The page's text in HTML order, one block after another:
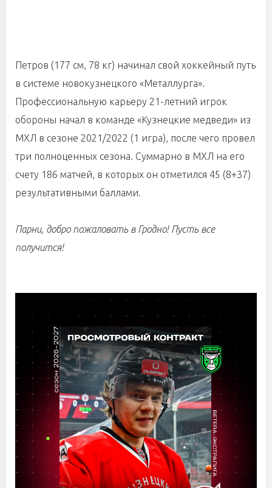
Петров (177 см, 78 кг) начинал свой хоккейный путь
в системе новокузнецкого «Металлурга».
Профессиональную карьеру 21-летний игрок
обороны начал в команде «Кузнецкие медведи» из
МХЛ в сезоне 2021/2022 (1 игра), после чего провел
три полноценных сезона. Суммарно в МХЛ на его
счету 186 матчей, в которых он отметился 45 (8+37)
результативными баллами.
Парни, добро пожаловать в Гродно! Пусть все
получится!